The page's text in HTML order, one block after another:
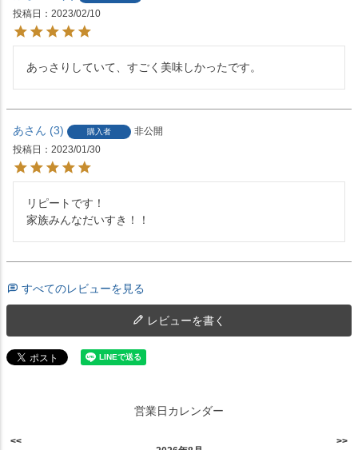
投稿日
2023/02/10
あっさりしていて、すごく美味しかったです。
あ 3 購入者
非公開
投稿日
2023/01/30
リピートです！
家族みんなだいすき！！
すべてのレビューを見る
レビューを書く
営業日カレンダー